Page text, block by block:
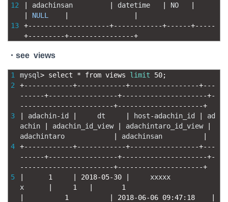
12
13
|
adachinsan | datetime | NO
|
|
NULL |
|
+-- -- -- -- -- -- -- -- -- --+-- -- -- -- -- --+-- -- --+-- -- -
+-- -- -- -- -+-- -- -- -- -- -- -- --+
・see views
1
2
3
4
5
mysql> select * from views limit 50;
+-- -- -- -- -- --+-- -- -- -- -- --+-- -- -- -- -- -- -- -- -+-- -
- -- -- -+-- -- -- -- -- -- -- -- -+-- -- -- -- -- -- -- -- -- -- -+-
- -- -- -- -- -- -- -- -- -- -- --+-- -- -- -- -- -- -- -- -- -- -+
|
adachin-id | dt | host-adachin_id |
ad
achin
| adachin_id_view | adachintaro_id_view
|
adachintaro
| adachinsan
|
+-- -- -- -- -- --+-- -- -- -- -- --+-- -- -- -- -- -- -- -- -+-- -
- -- -- -+-- -- -- -- -- -- -- -- -+-- -- -- -- -- -- -- -- -- -- -+-
- -- -- -- -- -- -- -- -- -- -- --+-- -- -- -- -- -- -- -- -- -- -+
|
1 | 2018-05-30 |
xxxxx
x
| 1 |
1
|
1 | 2018-06-06 09:47: 18
|